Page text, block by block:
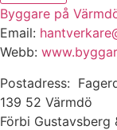
Byggare på
Email:
Webb:
Postadress:
139 52 Värmdö
Förbi Gustavsberg